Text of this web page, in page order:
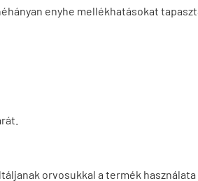
enyhe mellékhatásokat
orvosukkal a termék használata